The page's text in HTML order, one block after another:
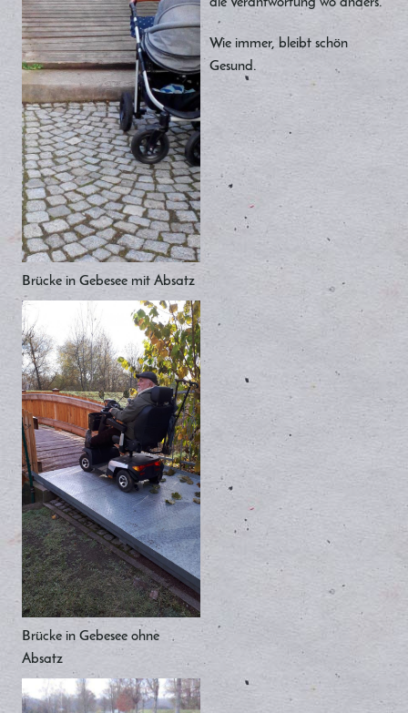
Brücke in Gebesee mit Absatz
Brücke in Gebesee ohne
Absatz
Wie immer, bleibt schön
Gesund.